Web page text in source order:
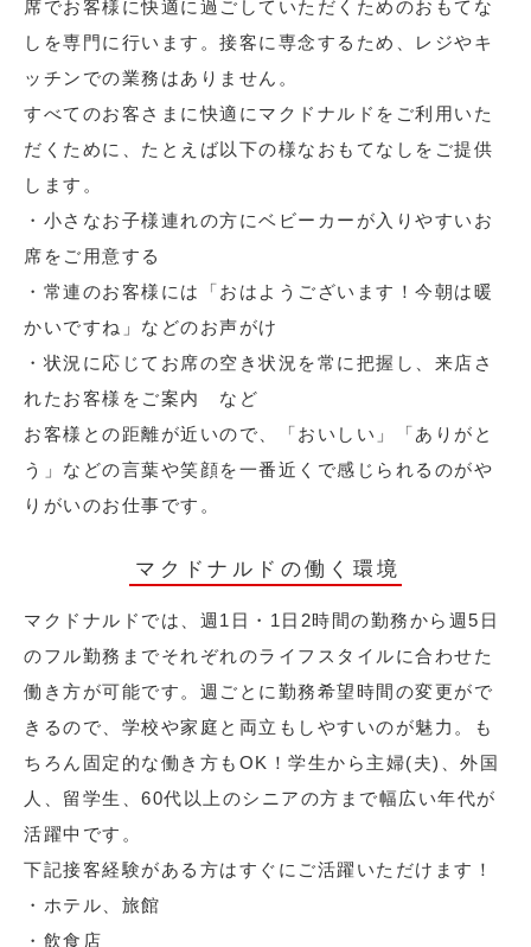
席でお客様に快適に過ごしていただくためのおもてな
しを専門に行います。接客に専念するため、レジやキ
ッチンでの業務はありません。
すべてのお客さまに快適にマクドナルドをご利用いた
だくために、たとえば以下の様なおもてなしをご提供
します。
・小さなお子様連れの方にベビーカーが入りやすいお
席をご用意する
・常連のお客様には「おはようございます！今朝は暖
かいですね」などのお声がけ
・状況に応じてお席の空き状況を常に把握し、来店さ
れたお客様をご案内 など
お客様との距離が近いので、「おいしい」「ありがと
う」などの言葉や笑顔を一番近くで感じられるのがや
りがいのお仕事です。
マクドナルドの働く環境
マクドナルドでは、週1日・1日2時間の勤務から週5日
のフル勤務までそれぞれのライフスタイルに合わせた
働き方が可能です。週ごとに勤務希望時間の変更がで
きるので、学校や家庭と両立もしやすいのが魅力。も
ちろん固定的な働き方もOK！学生から主婦(夫)、外国
人、留学生、60代以上のシニアの方まで幅広い年代が
活躍中です。
下記接客経験がある方はすぐにご活躍いただけます！
・ホテル、旅館
・飲食店